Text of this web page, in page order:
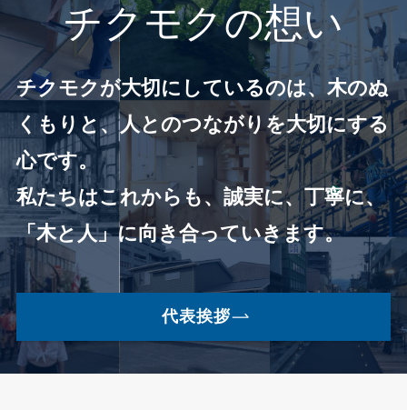
チクモクの想い
チクモクが大切にしているのは、木のぬ
くもりと、人とのつながりを大切にする
心です。
私たちはこれからも、誠実に、丁寧に、
「木と人」に向き合っていきます。
代表挨拶